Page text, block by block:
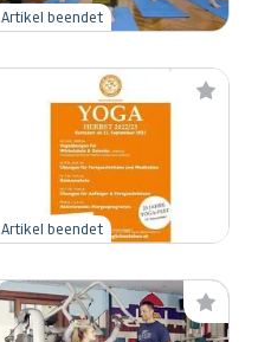
Artikel beendet
Artikel beendet